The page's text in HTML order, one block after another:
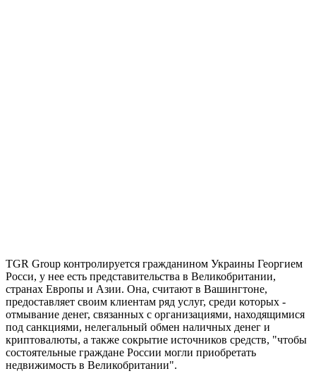
TGR Group контролируется гражданином Украины Георгием
Росси, у нее есть представительства в Великобритании,
странах Европы и Азии. Она, считают в Вашингтоне,
предоставляет своим клиентам ряд услуг, среди которых -
отмывание денег, связанных с организациями, находящимися
под санкциями, нелегальный обмен наличных денег и
криптовалюты, а также сокрытие источников средств, "чтобы
состоятельные граждане России могли приобретать
недвижимость в Великобритании".